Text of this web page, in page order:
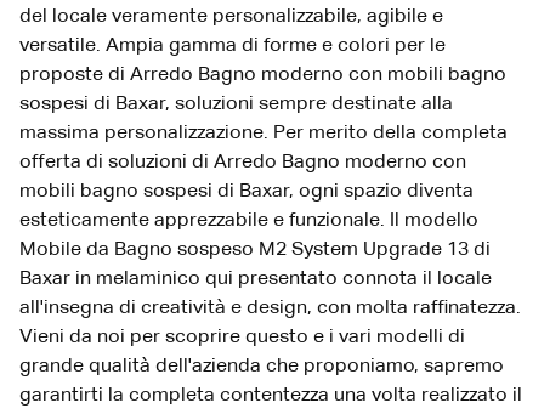
del locale veramente personalizzabile, agibile e
versatile. Ampia gamma di forme e colori per le
proposte di Arredo Bagno moderno con mobili bagno
sospesi di Baxar, soluzioni sempre destinate alla
massima personalizzazione. Per merito della completa
offerta di soluzioni di Arredo Bagno moderno con
mobili bagno sospesi di Baxar, ogni spazio diventa
esteticamente apprezzabile e funzionale. Il modello
Mobile da Bagno sospeso M2 System Upgrade 13 di
Baxar in melaminico qui presentato connota il locale
all'insegna di creatività e design, con molta raffinatezza.
Vieni da noi per scoprire questo e i vari modelli di
grande qualità dell'azienda che proponiamo, sapremo
garantirti la completa contentezza una volta realizzato il